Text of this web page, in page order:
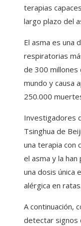
terapias
largo plazo del
El asma es una
respiratorias
de 300
mundo y causa
250.000
Investigadores
Tsinghua de
una terapia con
el asma y la
una dosis única
alérgica en ratas.
A continuación,
detectar signos